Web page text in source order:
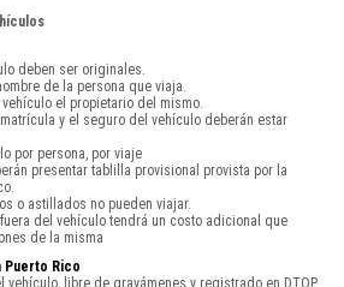
deben ser originales.
de la persona que viaja.
el propietario del mismo.
y el seguro del vehículo deberán estar
por persona, por viaje
presentar tablilla provisional provista por la
o astillados no pueden viajar.
del vehículo tendrá un costo adicional que
de la misma
Rico
libre de gravámenes y registrado en DTOP